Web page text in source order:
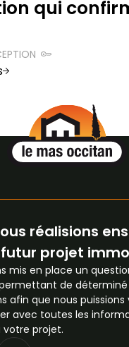
qui
réalisions
projet
mis en place un
de déterminé
afin que nous puissions
avec toutes les
votre projet.